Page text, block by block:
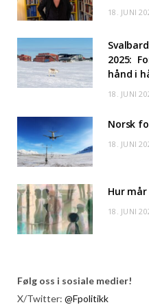
18. JUNI
2025:
hånd i
18. JUNI
Norsk
18. JUNI
Hur
18. JUNI
Følg oss i sosiale medier!
X/Twitter: @Fpolitikk